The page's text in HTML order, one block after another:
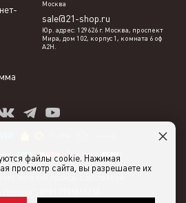
Москва
sale@21-shop.ru
Юр. адрес: 129626 г. Москва, проспект
Мира, дом 102, корпус 1, комната 6 оф
А2Н.
файлы cookie. Нажимая
просмотр сайта, вы разрешаете их
×